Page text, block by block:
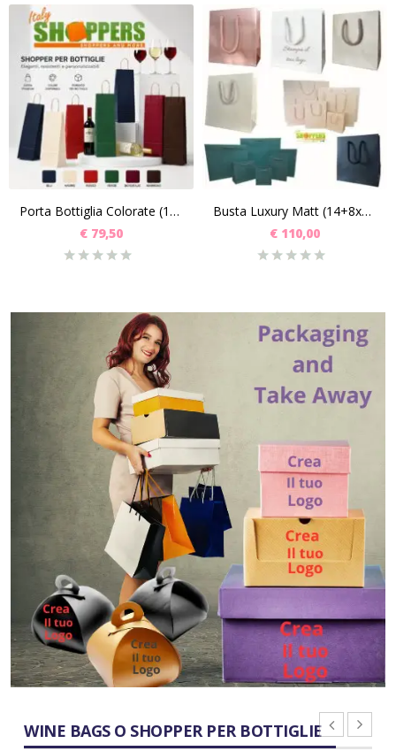
Porta Bottiglia Colorate (14+8x39.5) Pz 250
€ 79,50
Busta Luxury Matt (14+8x15+3) PZ 200
€ 110,00
WINE BAGS O SHOPPER PER BOTTIGLIE